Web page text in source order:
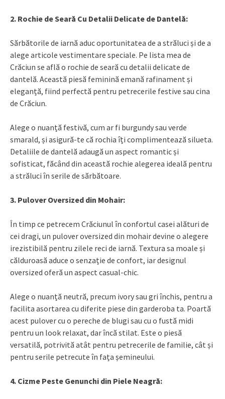
2. Rochie de Seară Cu Detalii Delicate de Dantelă:
Sărbătorile de iarnă aduc oportunitatea de a străluci și de a
alege articole vestimentare speciale. Pe lista mea de
Crăciun se află o rochie de seară cu detalii delicate de
dantelă. Această piesă feminină emană rafinament și
eleganță, fiind perfectă pentru petrecerile festive sau cina
de Crăciun.
Alege o nuanță festivă, cum ar fi burgundy sau verde
smarald, și asigură-te că rochia îți complimentează silueta.
Detaliile de dantelă adaugă un aspect romantic și
sofisticat, făcând din această rochie alegerea ideală pentru
a străluci în serile de sărbătoare.
3. Pulover Oversized din Mohair:
În timp ce petrecem Crăciunul în confortul casei alături de
cei dragi, un pulover oversized din mohair devine o alegere
irezistibilă pentru zilele reci de iarnă. Textura sa moale și
călduroasă aduce o senzație de confort, iar designul
oversized oferă un aspect casual-chic.
Alege o nuanță neutră, precum ivory sau gri închis, pentru a
facilita asortarea cu diferite piese din garderoba ta. Poartă
acest pulover cu o pereche de blugi sau cu o fustă midi
pentru un look relaxat, dar încă stilat. Este o piesă
versatilă, potrivită atât pentru petrecerile de familie, cât și
pentru serile petrecute în fața șemineului.
4. Cizme Peste Genunchi din Piele Neagră: